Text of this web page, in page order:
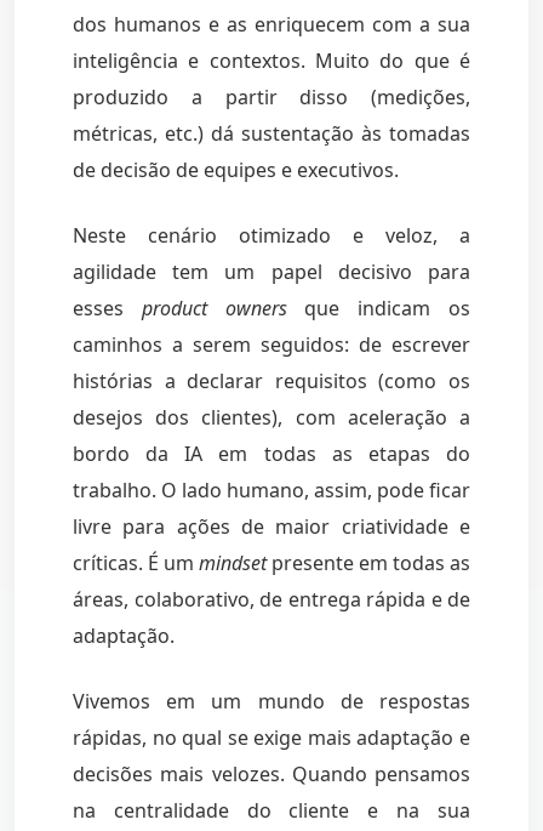
dos humanos e as enriquecem com a sua
inteligência e contextos. Muito do que é
produzido a partir disso (medições,
métricas, etc.) dá sustentação às tomadas
de decisão de equipes e executivos.
Neste cenário otimizado e veloz, a
agilidade tem um papel decisivo para
esses product ownersque indicam os
caminhos a serem seguidos: de escrever
histórias a declarar requisitos (como os
desejos dos clientes), com aceleração a
bordo da IA em todas as etapas do
trabalho. O lado humano, assim, pode ficar
livre para ações de maior criatividade e
críticas. É um mindsetpresente em todas as
áreas, colaborativo, de entrega rápida e de
adaptação.
Vivemos em um mundo de respostas
rápidas, no qual se exige mais adaptação e
decisões mais velozes. Quando pensamos
na centralidade do cliente e na sua